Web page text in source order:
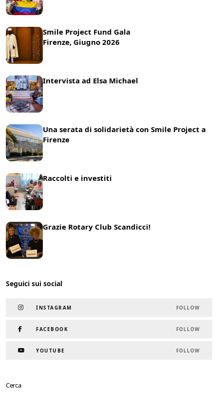
Smile Project Fund Gala
Firenze, Giugno 2026
Intervista ad Elsa Michael
Una serata di solidarietà con Smile Project a
Firenze
Raccolti e investiti
Grazie Rotary Club Scandicci!
Seguici sui social
INSTAGRAM FOLLOW
FACEBOOK FOLLOW
YOUTUBE FOLLOW
Cerca